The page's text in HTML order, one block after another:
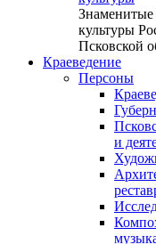
культуры
Псковской
Краеведение
Персоны
и